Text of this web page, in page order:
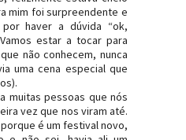
mim foi surpreendente e
haver a dúvida “ok,
estar a tocar para
não conhecem, nunca
uma cena especial que
muitas pessoas que nós
vez que nos viram até.
é um festival novo,